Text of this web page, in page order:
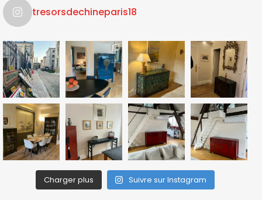
tresorsdechineparis18
Charger plus Suivre sur Instagram